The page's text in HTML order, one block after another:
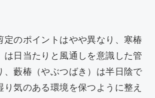
o
k
定のポイントはやや異なり、寒椿
は日当たりと風通しを意識した管
、藪椿（やぶつばき）は半日陰で
り気のある環境を保つように整え